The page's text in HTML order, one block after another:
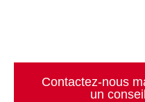
Contactez-nous
un